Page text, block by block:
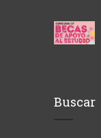
Buscar